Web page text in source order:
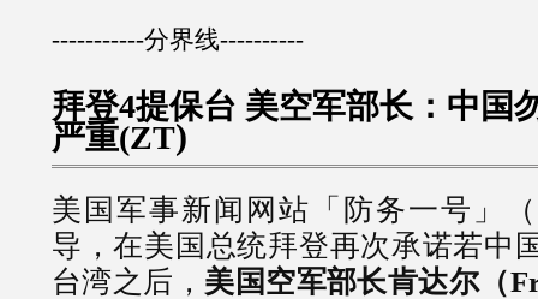
-----------分界线----------
拜登4提保台 美空军部长：中国
严重(ZT)
美国军事新闻网站「防务一号」（
导，在美国总统拜登再次承诺若中
台湾之后， 美国空军部长肯达尔（